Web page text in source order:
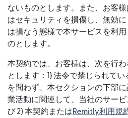
ないものとします。また、お客
はセキュリティを損傷し、無効
は損なう態様で本サービスを利
のとします。
本契約では、お客様は、次を行
とします：1) 法令で禁じられて
を問わず、本セクションの下部
業活動に関連して、当社のサー
び 2) 本契約またはRemitly利用規